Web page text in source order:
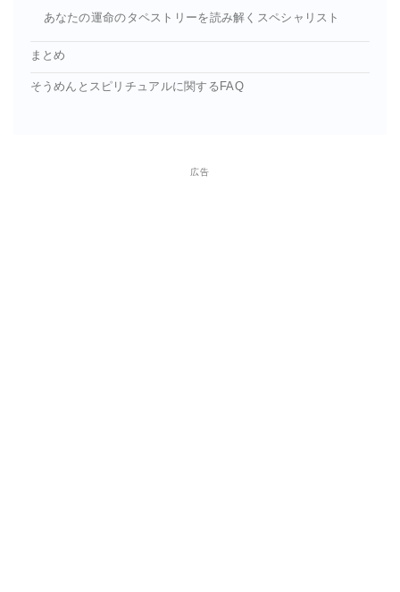
あなたの運命のタペストリーを読み解くスペシャリスト
まとめ
そうめんとスピリチュアルに関するFAQ
広告